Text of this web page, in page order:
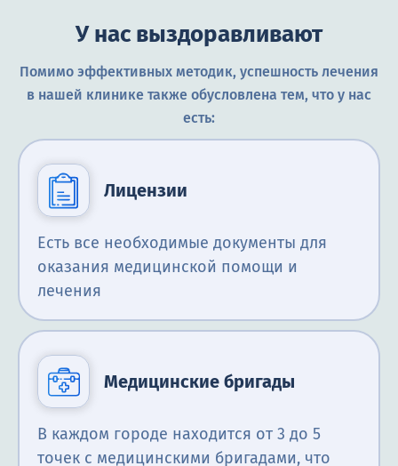
У нас выздоравливают
Помимо эффективных методик, успешность лечения
в нашей клинике также обусловлена тем, что у нас
есть:
Лицензии
Есть все необходимые документы для
оказания медицинской помощи и
лечения
Медицинские бригады
В каждом городе находится от 3 до 5
точек с медицинскими бригадами, что